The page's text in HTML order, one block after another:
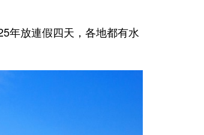
年放連假四天，各地都有水